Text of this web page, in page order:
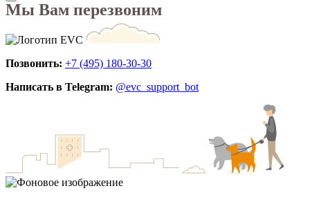
Мы Вам перезвоним
Позвонить: +7 (495) 180-30-30
Написать в Telegram: @evc_support_bot